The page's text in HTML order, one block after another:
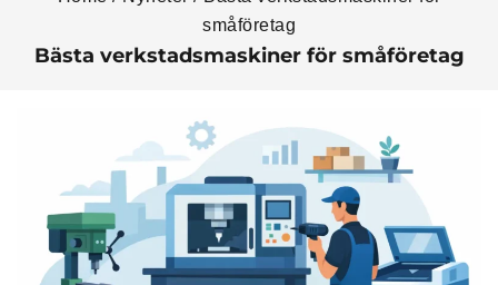
småföretag
Bästa verkstadsmaskiner för småföretag